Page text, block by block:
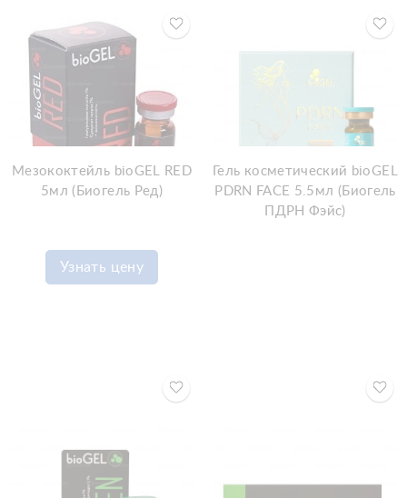
Мезококтейль bioGEL RED
5мл (Биогель Ред)
Узнать цену
Гель косметический bioGEL
PDRN FACE 5.5мл (Биогель
ПДРН Фэйс)